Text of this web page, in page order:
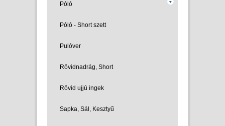
Póló
Póló - Short szett
Pulóver
Rövidnadrág, Short
Rövid ujjú ingek
Sapka, Sál, Kesztyű